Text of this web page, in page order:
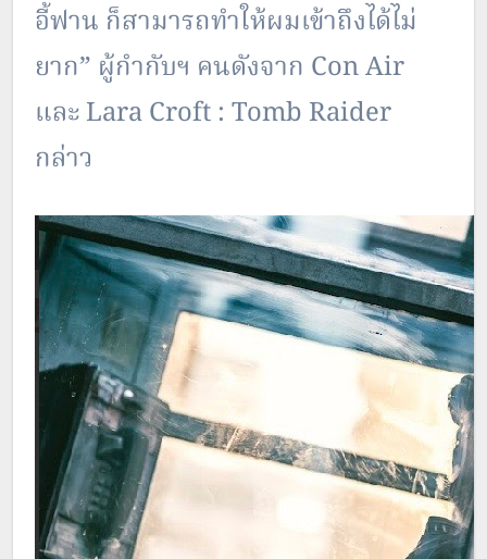
อี้ฟาน ก็สามารถทำให้ผมเข้าถึงได้ไม่
ยาก” ผู้กำกับฯ คนดังจาก Con Air
และ Lara Croft : Tomb Raider
กล่าว